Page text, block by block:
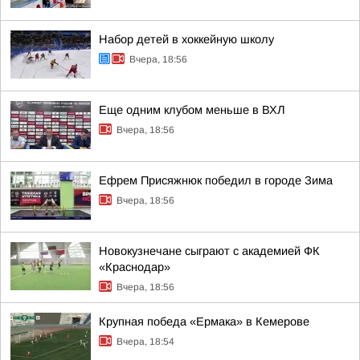
Набор детей в хоккейную школу
Вчера, 18:56
Еще одним клубом меньше в ВХЛ
Вчера, 18:56
Ефрем Присяжнюк победил в городе Зима
Вчера, 18:56
Новокузнечане сыграют с академией ФК
«Краснодар»
Вчера, 18:56
Крупная победа «Ермака» в Кемерове
Вчера, 18:54